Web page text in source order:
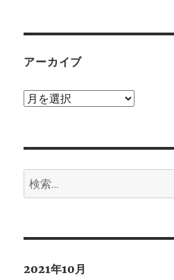
アーカイブ
ア
ブ
検
索:
2021年10月